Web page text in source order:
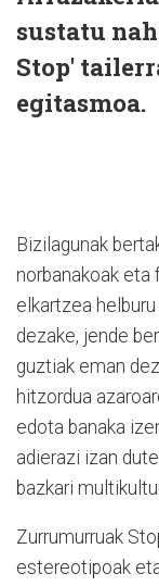
sustatu
Stop'
egitasmoa.
Bizilagunak
norbanakoak eta
elkartzea
dezake, jende
guztiak eman
hitzordua
edota banaka
adierazi izan
bazkari
Zurrumurruak
estereotipoak